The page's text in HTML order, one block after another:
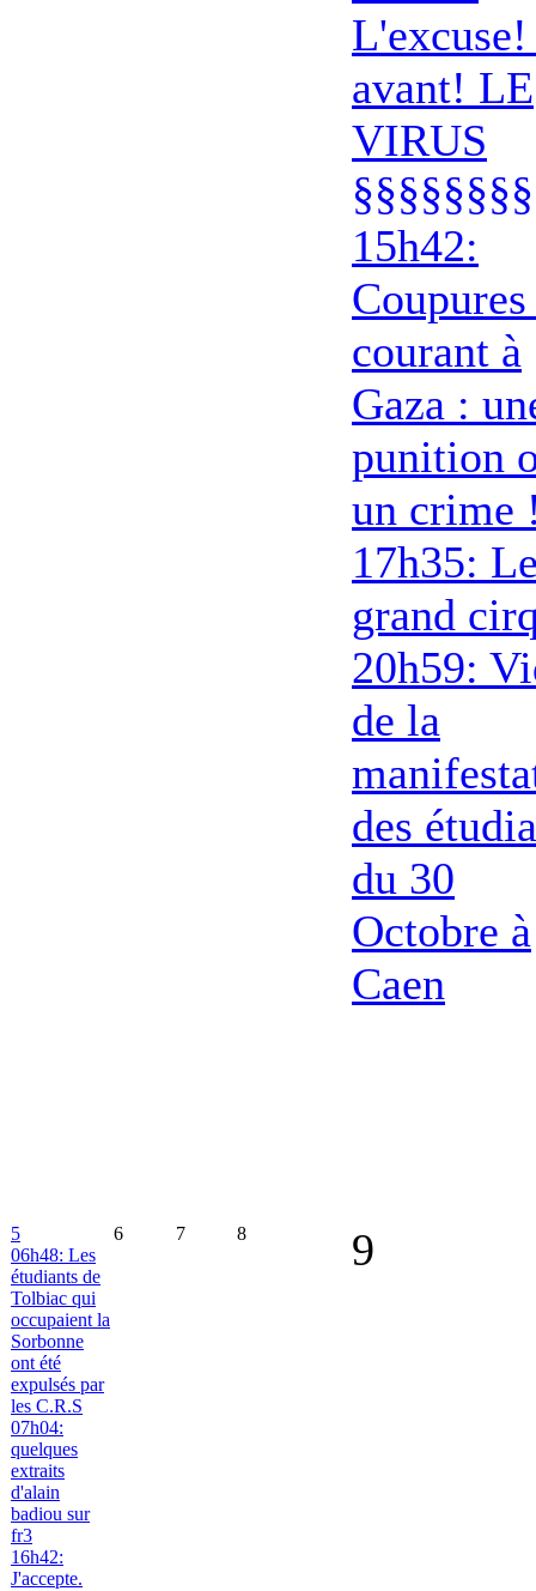
L'excuse!
avant! LE
VIRUS
15h42:
courant à
Gaza :
punition
un
17h35:
grand
20h59:
de la
des
du 30
Octobre à
Caen
5
06h48: Les
étudiants de
Tolbiac qui
occupaient la
Sorbonne
ont été
expulsés par
les C.R.S
07h04:
quelques
extraits
d'alain
badiou sur
fr3
16h42:
J'accepte.
6 7 8 9